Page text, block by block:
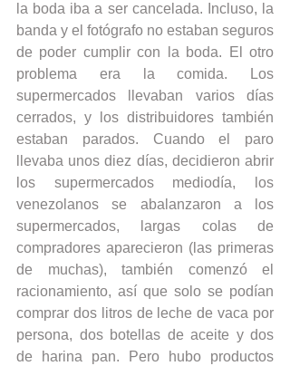
la boda iba a ser cancelada. Incluso, la
banda y el fotógrafo no estaban seguros
de poder cumplir con la boda. El otro
problema era la comida. Los
supermercados llevaban varios días
cerrados, y los distribuidores también
estaban parados. Cuando el paro
llevaba unos diez días, decidieron abrir
los supermercados mediodía, los
venezolanos se abalanzaron a los
supermercados, largas colas de
compradores aparecieron (las primeras
de muchas), también comenzó el
racionamiento, así que solo se podían
comprar dos litros de leche de vaca por
persona, dos botellas de aceite y dos
de harina pan. Pero hubo productos